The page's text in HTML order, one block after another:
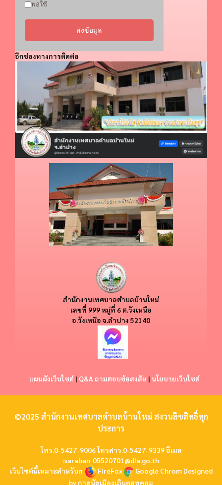
พอใช้
ส่งข้อมูล
อีกช่องทางการติดต่อ
สำนักงานเทศบาลตำบลบ้านใหม่
​​เลขที่ 999 หมู่ที่ 6 ต.วังเหนือ
อ.วังเหนือ จ.ลำปาง 52140
แผนผังเว็บไซต์ | Q&A ถามตอบข้อสงสัย | นโยบายเว็บไซต์
©2025 สำนักงานเทศบาลตำบลบ้านใหม่ สงวนลิขสิทธิ์ทุก
ประการ
โทร.0-5427-9006 โทรสาร.0-5427-9339 อีเมล
:saraban_05520701@dla.go.th
เว็บไซต์นี้เหมาะสำหรับn
FireFox Google Chrom Designed
byกาดนัดเมืองเถินดอทคอม